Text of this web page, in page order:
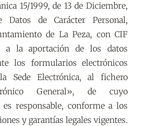
15/1999, de 13 de Diciembre,
Datos de Carácter Personal,
de La Peza, con CIF
a la aportación de los datos
los formularios electrónicos
Sede Electrónica, al fichero
General», de cuyo
responsable, conforme a los
y garantías legales vigentes.